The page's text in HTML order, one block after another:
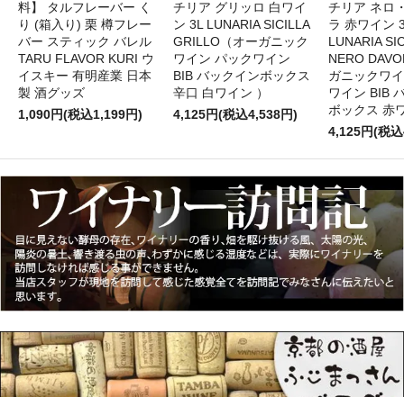
料】 タルフレーバー く
り (箱入り) 栗 樽フレー
バー スティック バレル
TARU FLAVOR KURI ウ
イスキー 有明産業 日本
製 酒グッズ
1,090円(税込1,199円)
チリア グリッロ 白ワイ
ン 3L LUNARIA SICILLA
GRILLO（オーガニック
ワイン パックワイン
BIB バックインボックス
辛口 白ワイン ）
4,125円(税込4,538円)
チリア ネロ
ラ 赤ワイ
LUNARIA
NERO
ガニックワ
ワイン BIB
ボックス 赤
4,125円(税